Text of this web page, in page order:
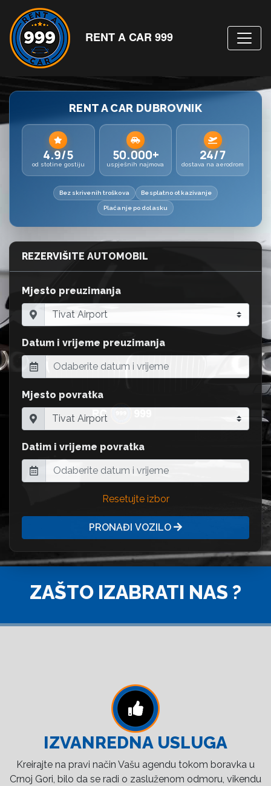
RENT A CAR 999
RENT A CAR DUBROVNIK
4.9/5
od stotine gostiju
50.000+
uspješnih najmova
24/7
dostava na aerodrom
Bez skrivenih troškova Besplatno otkazivanje
Plaćanje po dolasku
REZERVIŠITE AUTOMOBIL
Mjesto preuzimanja
Datum i vrijeme preuzimanja
Mjesto povratka
Datim i vrijeme povratka
Resetujte izbor
PRONAĐI VOZILO
ZAŠTO IZABRATI NAS ?
IZVANREDNA USLUGA
Kreirajte na pravi način Vašu agendu tokom boravka u
Crnoj Gori, bilo da se radi o zasluženom odmoru, vikendu